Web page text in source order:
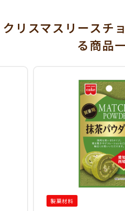
クリスマスリースチ
る商品
製菓材料